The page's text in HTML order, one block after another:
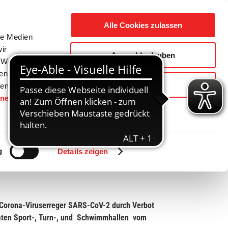
Medien
Daten
gesetzt.
Details zeigen
Alle Cookies zulassen
Auswahl erlauben
Ablehnen
Gemeinde / Geschichte
Zurück
sowie in öffentlichen und privaten
Viruserreger SARS-CoV-2 durch Verbot
Sport-, Turn-, und Schwimmhallen vom